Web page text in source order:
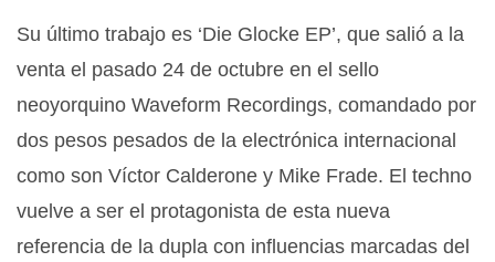
Su último trabajo es ‘Die Glocke EP’, que salió a la
venta el pasado 24 de octubre en el sello
neoyorquino Waveform Recordings, comandado por
dos pesos pesados de la electrónica internacional
como son Víctor Calderone y Mike Frade. El techno
vuelve a ser el protagonista de esta nueva
referencia de la dupla con influencias marcadas del